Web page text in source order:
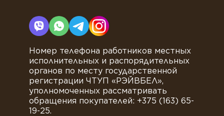
Номер телефона работников местных
исполнительных и распорядительных
органов по месту государственной
регистрации ЧТУП «РЭЙВБЕЛ»,
уполномоченных рассматривать
обращения покупателей: +375 (163) 65-
19-25.